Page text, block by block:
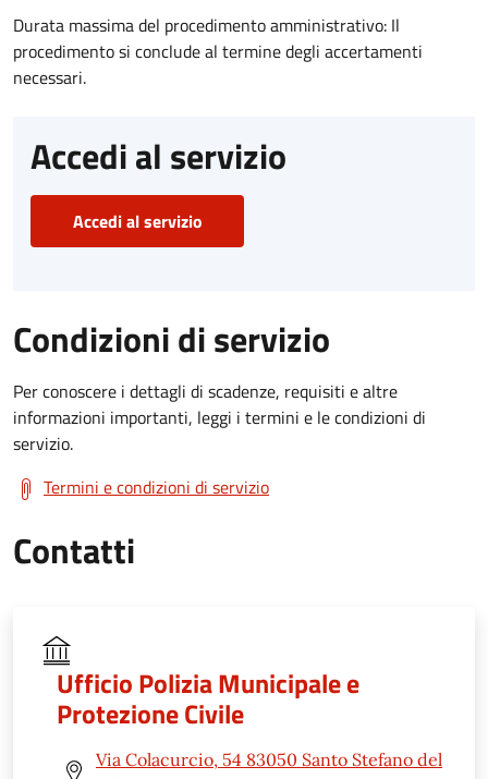
Durata massima del procedimento amministrativo: Il
procedimento si conclude al termine degli accertamenti
necessari.
Accedi al servizio
Accedi al servizio
Condizioni di servizio
Per conoscere i dettagli di scadenze, requisiti e altre
informazioni importanti, leggi i termini e le condizioni di
servizio.
Termini e condizioni di servizio
Contatti
Ufficio Polizia Municipale e
Protezione Civile
Via Colacurcio, 54 83050 Santo Stefano del